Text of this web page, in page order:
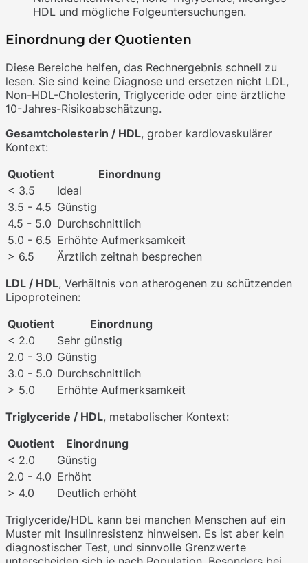
HDL und mögliche Folgeuntersuchungen.
Einordnung der Quotienten
Diese Bereiche helfen, das Rechnergebnis schnell zu
lesen. Sie sind keine Diagnose und ersetzen nicht LDL,
Non-HDL-Cholesterin, Triglyceride oder eine ärztliche
10-Jahres-Risikoabschätzung.
Gesamtcholesterin / HDL, grober kardiovaskulärer
Kontext:
Quotient
Einordnung
< 3.5
Ideal
3.5 - 4.5 Günstig
4.5 - 5.0 Durchschnittlich
5.0 - 6.5 Erhöhte Aufmerksamkeit
> 6.5
Ärztlich zeitnah besprechen
LDL / HDL, Verhältnis von atherogenen zu schützenden
Lipoproteinen:
Quotient
Einordnung
< 2.0
Sehr günstig
2.0 - 3.0 Günstig
3.0 - 5.0 Durchschnittlich
> 5.0
Erhöhte Aufmerksamkeit
Triglyceride / HDL, metabolischer Kontext:
Quotient
Einordnung
< 2.0
Günstig
2.0 - 4.0 Erhöht
> 4.0
Deutlich erhöht
Triglyceride/HDL kann bei manchen Menschen auf ein
Muster mit Insulinresistenz hinweisen. Es ist aber kein
diagnostischer Test, und sinnvolle Grenzwerte